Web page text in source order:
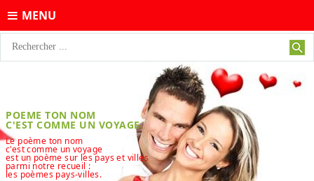
MENU
POEME TON NOM
C'EST COMME UN VOYAGE
Le poème ton nom
c'est comme un voyage
est un poème sur les pays et villes
parmi notre recueil :
les poèmes pays-villes.